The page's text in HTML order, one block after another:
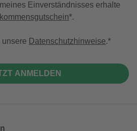
Einverständnisses erhalte
*.
unsere Datenschutzhinweise.
ANMELDEN